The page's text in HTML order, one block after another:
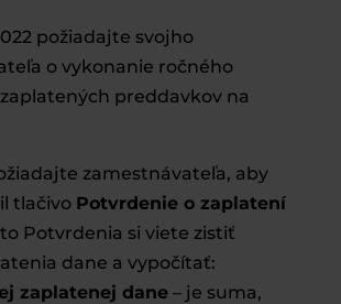
požiadajte svojho
o vykonanie ročného
preddavkov na
zamestnávateľa, aby
tlačivo Potvrdenie o zaplatení
Potvrdenia si viete zistiť
dane a vypočítať:
zaplatenej dane– je suma,